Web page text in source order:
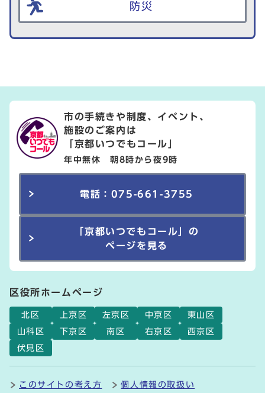
防災
市の手続きや制度、イベント、
施設のご案内は
「京都いつでもコール」
年中無休 朝8時から夜9時
電話：075-661-3755
「京都いつでもコール」の
ページを見る
区役所ホームページ
北区 上京区 左京区 中京区
東山区
山科区
下京区 南区 右京区
西京区
伏見区
このサイトの考え方 個人情報の取扱い